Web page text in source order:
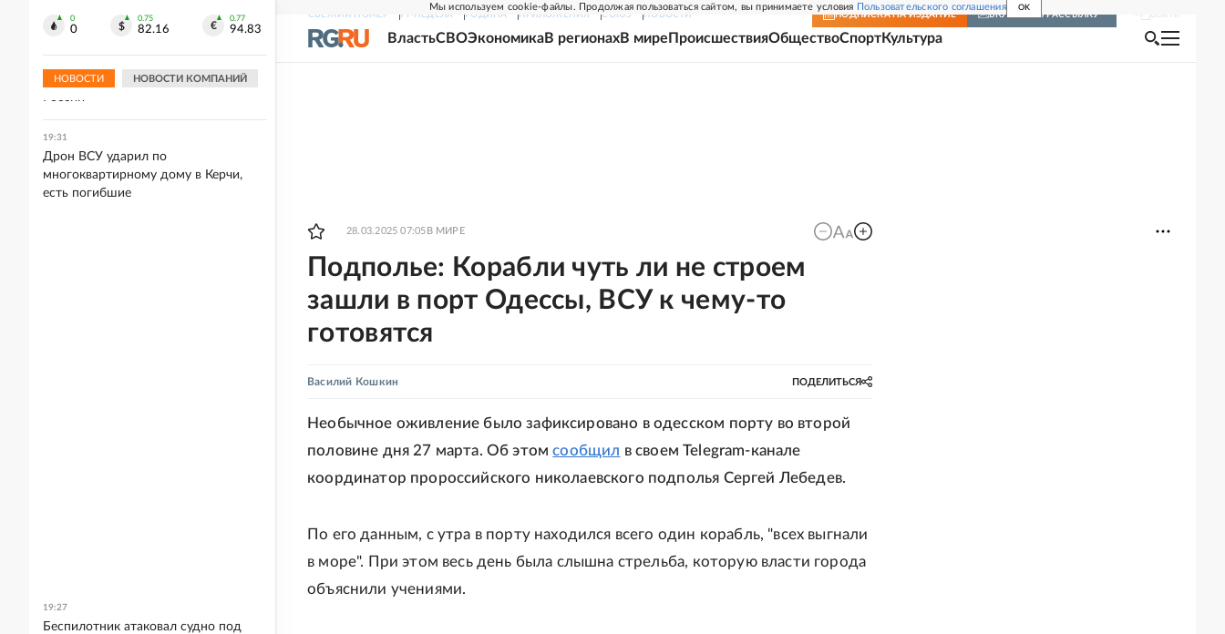
Мы используем cookie-файлы. Продолжая пользоваться сайтом, вы принимаете условия Пользовательского соглашения OK
СВЕЖИЙ НОМЕР РГ-НЕДЕЛЯ РОДИНА ПРИЛОЖЕНИЯ СОЮЗ НОВОСТИ ПОДПИСКА НА ИЗДАНИЕ ВКЛЮЧИТЬ РАССЫЛКУ
ВластьСВОЭкономикаВ регионахВ мире ПроисшествияОбществоСпортКультура
28.03.2025 07:05 В МИРЕ
Подполье: Корабли чуть ли не строем
зашли в порт Одессы, ВСУ к чему-то
готовятся
Василий Кошкин ПОДЕЛИТЬСЯ
Необычное оживление было зафиксировано в одесском порту во второй
половине дня 27 марта. Об этомсообщил в своем Telegram-канале
координатор пророссийского николаевского подполья Сергей Лебедев.
По его данным, с утра в порту находился всего один корабль, "всех выгнали
в море". При этом весь день была слышна стрельба, которую власти города
объяснили учениями.
0
0
0.75
82.16
0.77
94.83
НОВОСТИ НОВОСТИ КОМПАНИЙ
использовании Starlink для ударов по
России
19:31
Дрон ВСУ ударил по
многоквартирному дому в Керчи,
есть погибшие
19:27
Беспилотник атаковал судно под